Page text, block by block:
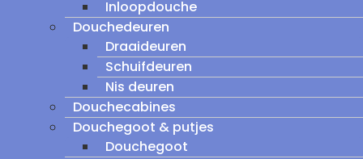
Inloopdouche
Douchedeuren
Draaideuren
Schuifdeuren
Nis deuren
Douchecabines
Douchegoot & putjes
Douchegoot